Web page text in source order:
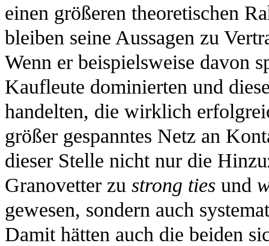
einen größeren theoretischen
bleiben seine Aussagen zu
Wenn er beispielsweise davon
Kaufleute dominierten und
handelten, die wirklich
größer gespanntes Netz an
dieser Stelle nicht nur die
Granovetter zu strong ties und
gewesen, sondern auch
Damit hätten auch die beiden